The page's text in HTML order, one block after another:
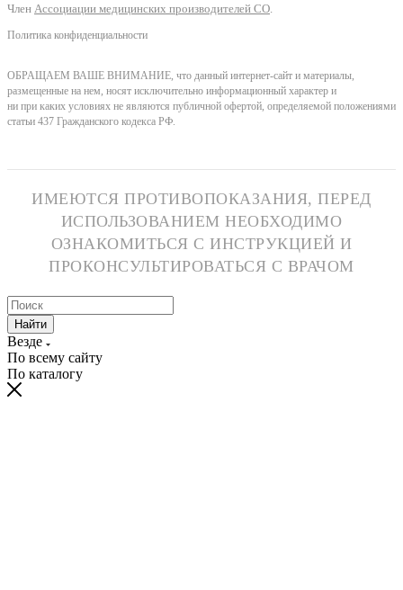
Член Ассоциации медицинских производителей СО
Политика конфиденциальности
ОБРАЩАЕМ ВАШЕ ВНИМАНИЕ, что данный интернет-сайт и материалы,
размещенные на нем, носят исключительно информационный характер и
ни при каких условиях не являются публичной офертой, определяемой положениями
статьи 437 Гражданского кодекса РФ.
ИМЕЮТСЯ ПРОТИВОПОКАЗАНИЯ, ПЕРЕД
ИСПОЛЬЗОВАНИЕМ НЕОБХОДИМО
ОЗНАКОМИТЬСЯ С ИНСТРУКЦИЕЙ И
ПРОКОНСУЛЬТИРОВАТЬСЯ С ВРАЧОМ
Найти
Везде
По всему сайту
По каталогу